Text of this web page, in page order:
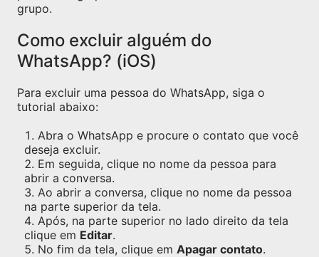
grupo.
Como excluir alguém do
WhatsApp? (iOS)
Para excluir uma pessoa do WhatsApp, siga o
tutorial abaixo:
Abra o WhatsApp e procure o contato que você
deseja excluir.
Em seguida, clique no nome da pessoa para
abrir a conversa.
Ao abrir a conversa, clique no nome da pessoa
na parte superior da tela.
Após, na parte superior no lado direito da tela
clique em Editar.
No fim da tela, clique em Apagar contato.